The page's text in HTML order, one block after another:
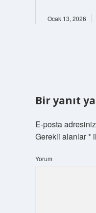
Ocak 13, 2026
Bir yanıt
E-posta
Gerekli alanlar*
Yorum